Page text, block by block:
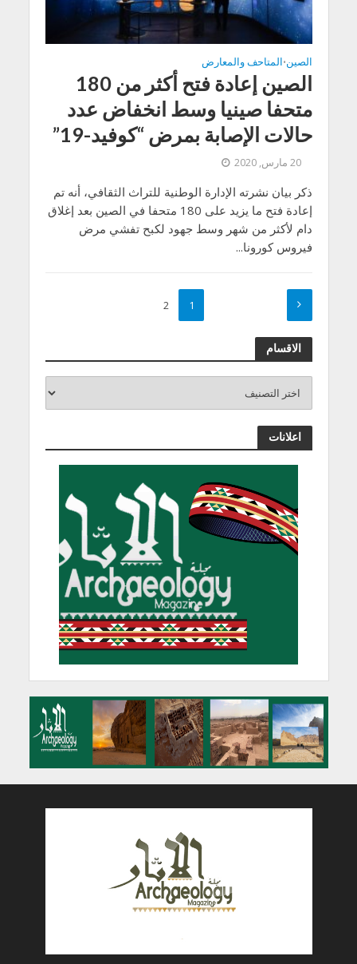
الصين•المتاحف والمعارض
الصين إعادة فتح أكثر من 180
متحفا صينيا وسط انخفاض عدد
حالات الإصابة بمرض “كوفيد-19”
20 مارس, 2020
ذكر بيان نشرته الإدارة الوطنية للتراث الثقافي، أنه تم
إعادة فتح ما يزيد على 180 متحفا في الصين بعد إغلاق
دام لأكثر من شهر وسط جهود لكبح تفشي مرض
فيروس كورونا...
1
2
الاقسام
اعلانات